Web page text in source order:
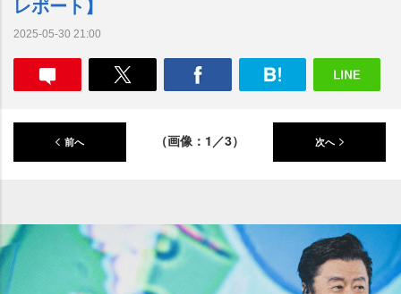
2025-05-30 21:00
前へ （画像：1／3） 次へ